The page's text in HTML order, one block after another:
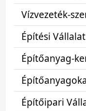
Vízvezeték-
Építési Vállalat
Építőanyag-
Építőipari